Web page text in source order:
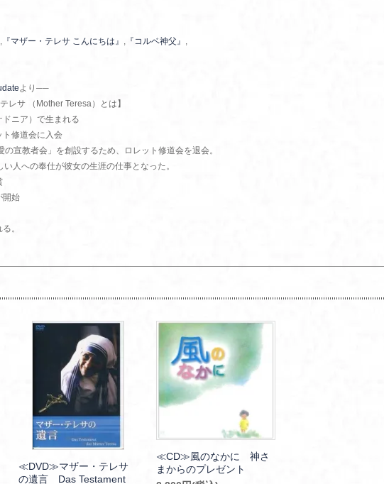
, 『マザー・テレサ こんにちは』 , 『コルベ神父』 ,
より──
レサ （Mother Teresa）とは】
ニア）で生まれる
修道会に入会
宣教者会」を創設するため、ロレット修道会を退会。
人への奉仕が彼女の生涯の仕事となった。
開始
。
≪DVD≫マザー・テレサ
の遺言 Das Testament
≪CD≫風のなかに 神さ
まからのプレゼント